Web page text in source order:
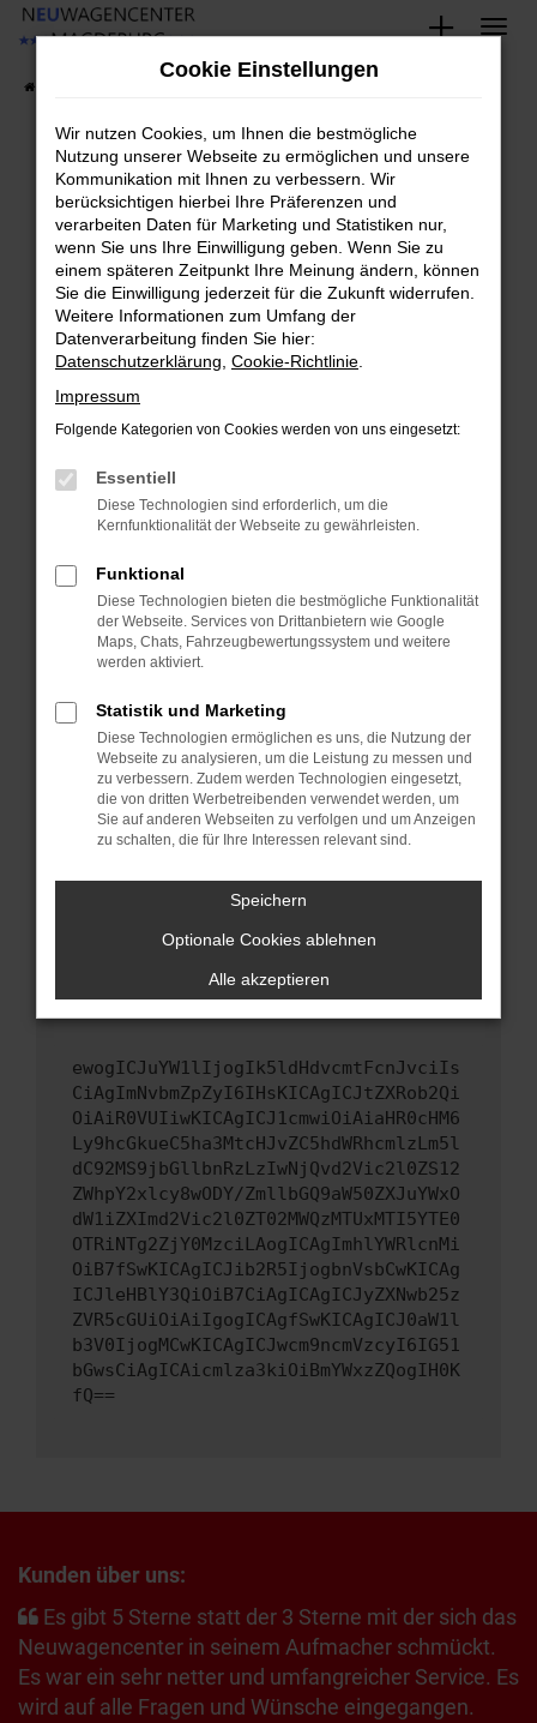
Zum
springen
Fehler: Network Error
Beim Laden ist ein Fehler aufgetreten.
Hier sind ein paar Tipps, die dir helfen können:
Überprüfe deine Firewall und deine
Internetverbindung.
Laden andere Webseiten, zum Beispiel deine
Suchmaschine?
Prüfe deine Browsererweiterungen.
können das Laden bestimmter Seiten
verhindern. Funktioniert die Seite in einem
anderen Browser oder in einem privaten
Fenster?
Starte dein Gerät neu.
Das kann manchmal helfen, vorübergehende
Probleme zu beheben.
Betriebssystem auf dem neuesten Stand
sind.
Veraltete Software birgt nicht nur ein
Sicherheitsrisiko, sondern kann auch dazu
führen, dass bestimmte Funktionen nicht mehr
unterstützt werden.
Wende dich an den Webseitenbetreiber.
Wenn du alle oben genannten Schritte versucht
hast, kontaktiere uns bitte. Wir werden
uns diesen Text schicken, um uns bei der
ewogICJuYW1lIjogIk5ldHdvcmtFcnJvciIs
CiAgImNvbmZpZyI6IHsKICAgICJtZXRob2Qi
OiAiR0VUIiwKICAgICJ1cmwiOiAiaHR0cHM6
Ly9hcGkueC5ha3MtcHJvZC5hdWRhcmlzLm5l
dC92MS9jbGllbnRzLzIwNjQvd2Vic2l0ZS12
ZWhpY2xlcy8wODY/ZmllbGQ9aW50ZXJuYWxO
dW1iZXImd2Vic2l0ZT02MWQzMTUxMTI5YTE0
OTRiNTg2ZjY0MzciLAogICAgImhlYWRlcnMi
OiB7fSwKICAgICJib2R5IjogbnVsbCwKICAg
ICJleHBlY3QiOiB7CiAgICAgICJyZXNwb25z
ZVR5cGUiOiAiIgogICAgfSwKICAgICJ0aW1l
b3V0IjogMCwKICAgICJwcm9ncmVzcyI6IG51
bGwsCiAgICAicmlza3kiOiBmYWxzZQogIH0K
fQ==
Kunden über uns:
Es gibt 5 Sterne statt der 3 Sterne mit der sich das
Neuwagencenter in seinem Aufmacher schmückt.
Es war ein sehr netter und umfangreicher Service. Es
wird auf alle Fragen und Wünsche eingegangen.
Cookie Einstellungen
Wir nutzen Cookies, um Ihnen die bestmögliche
Nutzung unserer Webseite zu ermöglichen und unsere
Kommunikation mit Ihnen zu verbessern. Wir
berücksichtigen hierbei Ihre Präferenzen und
verarbeiten Daten für Marketing und Statistiken nur,
wenn Sie uns Ihre Einwilligung geben. Wenn Sie zu
einem späteren Zeitpunkt Ihre Meinung ändern, können
Sie die Einwilligung jederzeit für die Zukunft widerrufen.
Weitere Informationen zum Umfang der
Datenverarbeitung finden Sie hier:
Datenschutzerklärung Cookie-Richtlinie
Impressum
Folgende Kategorien von Cookies werden von uns eingesetzt:
Essentiell
Diese Technologien sind erforderlich, um die
Kernfunktionalität der Webseite zu gewährleisten.
Funktional
Diese Technologien bieten die bestmögliche Funktionalität
der Webseite. Services von Drittanbietern wie Google
Maps, Chats, Fahrzeugbewertungssystem und weitere
werden aktiviert.
Statistik und Marketing
Diese Technologien ermöglichen es uns, die Nutzung der
Webseite zu analysieren, um die Leistung zu messen und
zu verbessern. Zudem werden Technologien eingesetzt,
die von dritten Werbetreibenden verwendet werden, um
Sie auf anderen Webseiten zu verfolgen und um Anzeigen
zu schalten, die für Ihre Interessen relevant sind.
Speichern
Optionale Cookies ablehnen
Alle akzeptieren